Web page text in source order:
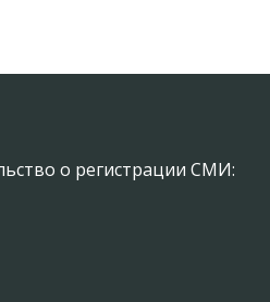
о регистрации СМИ: